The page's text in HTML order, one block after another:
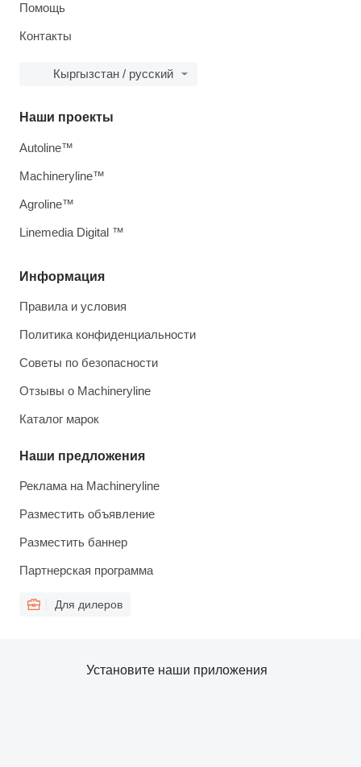
Помощь
Контакты
Кыргызстан / русский
Информация
Правила и условия
Политика конфиденциальности
Советы по безопасности
Отзывы о Machineryline
Каталог марок
Наши предложения
Реклама на Machineryline
Разместить объявление
Разместить баннер
Партнерская программа
Для дилеров
Наши проекты
Autoline™
Machineryline™
Agroline™
Linemedia Digital ™
Установите наши приложения